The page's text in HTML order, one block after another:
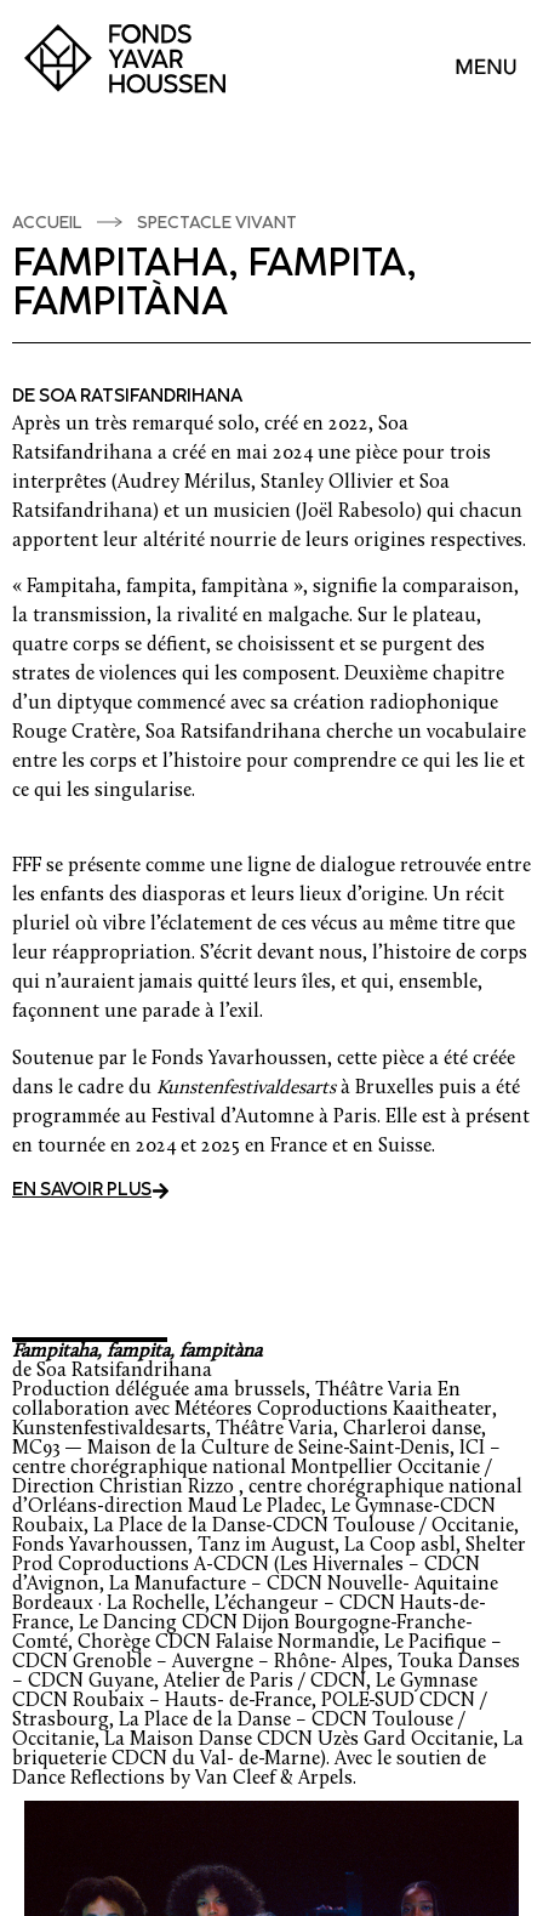
ACCUEIL SPECTACLE VIVANT
FAMPITAHA, FAMPITA,
FAMPITÀNA
DE SOA RATSIFANDRIHANA
Après un très remarqué solo, créé en 2022, Soa
Ratsifandrihana a créé en mai 2024 une pièce pour trois
interprêtes (Audrey Mérilus, Stanley Ollivier et Soa
Ratsifandrihana) et un musicien (Joël Rabesolo) qui chacun
apportent leur altérité nourrie de leurs origines respectives.
« Fampitaha, fampita, fampitàna », signifie la comparaison,
la transmission, la rivalité en malgache. Sur le plateau,
quatre corps se défient, se choisissent et se purgent des
strates de violences qui les composent. Deuxième chapitre
d’un diptyque commencé avec sa création radiophonique
Rouge Cratère, Soa Ratsifandrihana cherche un vocabulaire
entre les corps et l’histoire pour comprendre ce qui les lie et
ce qui les singularise.
FFF se présente comme une ligne de dialogue retrouvée entre
les enfants des diasporas et leurs lieux d’origine. Un récit
pluriel où vibre l’éclatement de ces vécus au même titre que
leur réappropriation. S’écrit devant nous, l’histoire de corps
qui n’auraient jamais quitté leurs îles, et qui, ensemble,
façonnent une parade à l’exil.
Soutenue par le Fonds Yavarhoussen, cette pièce a été créée
dans le cadre du Kunstenfestivaldesartsà Bruxelles puis a été
programmée au Festival d’Automne à Paris. Elle est à présent
en tournée en 2024 et 2025 en France et en Suisse.
EN SAVOIR PLUS
Fampitaha, fampita, fampitàna
de Soa Ratsifandrihana
Production déléguée ama brussels, Théâtre Varia En
collaboration avec Météores Coproductions Kaaitheater,
Kunstenfestivaldesarts, Théâtre Varia, Charleroi danse,
MC93 — Maison de la Culture de Seine-Saint-Denis, ICI –
centre chorégraphique national Montpellier Occitanie /
Direction Christian Rizzo , centre chorégraphique national
d’Orléans-direction Maud Le Pladec, Le Gymnase-CDCN
Roubaix, La Place de la Danse-CDCN Toulouse / Occitanie,
Fonds Yavarhoussen, Tanz im August, La Coop asbl, Shelter
Prod Coproductions A-CDCN (Les Hivernales – CDCN
d’Avignon, La Manufacture – CDCN Nouvelle- Aquitaine
Bordeaux · La Rochelle, L’échangeur – CDCN Hauts-de-
France, Le Dancing CDCN Dijon Bourgogne-Franche-
Comté, Chorège CDCN Falaise Normandie, Le Pacifique –
CDCN Grenoble – Auvergne – Rhône- Alpes, Touka Danses
– CDCN Guyane, Atelier de Paris / CDCN, Le Gymnase
CDCN Roubaix – Hauts- de-France, POLE-SUD CDCN /
Strasbourg, La Place de la Danse – CDCN Toulouse /
Occitanie, La Maison Danse CDCN Uzès Gard Occitanie, La
briqueterie CDCN du Val- de-Marne). Avec le soutien de
Dance Reflections by Van Cleef & Arpels.